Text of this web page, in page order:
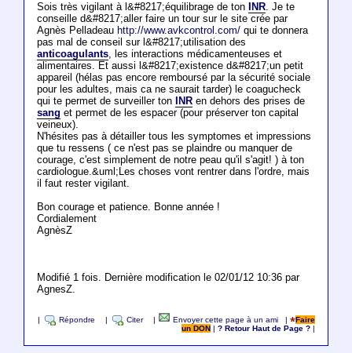
Sois très vigilant à l&#8217;équilibrage de ton
INR. Je te
conseille d&#8217;aller faire un tour sur le site crée par
Agnès Pelladeau http://www.avkcontrol.com/qui te donnera
pas mal de conseil sur l&#8217;utilisation des
anticoagulants, les interactions médicamenteuses et
alimentaires. Et aussi l&#8217;existence d&#8217;un petit
appareil (hélas pas encore remboursé par la sécurité sociale
pour les adultes, mais ca ne saurait tarder) le coagucheck
qui te permet de surveiller ton
INRen dehors des prises de
sang et permet de les espacer (pour préserver ton capital
veineux).
N'hésites pas à détailler tous les symptomes et impressions
que tu ressens ( ce n'est pas se plaindre ou manquer de
courage, c'est simplement de notre peau qu'il s'agit! ) à ton
cardiologue.&uml;Les choses vont rentrer dans l'ordre, mais
il faut rester vigilant.
Bon courage et patience. Bonne année !
Cordialement
AgnèsZ
Modifié 1 fois. Dernière modification le 02/01/12 10:36 par
AgnesZ.
Répondre Citer Envoyer cette page à un ami |
Faire
un DON
|? Retour Haut de Page ?